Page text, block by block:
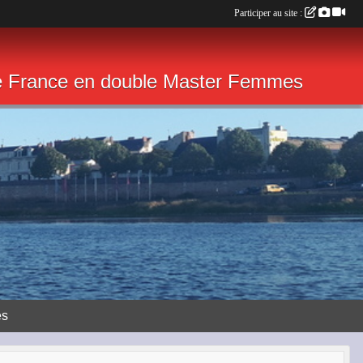
en double Master Femmes
Participer au site :